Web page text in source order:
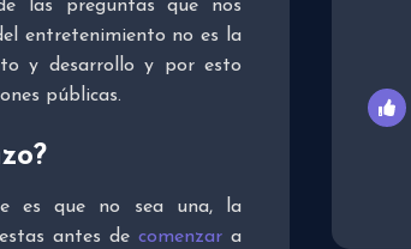
las preguntas que nos
entretenimiento no es la
y desarrollo y por esto
públicas.
es que no sea una, la
antes de comenzar a